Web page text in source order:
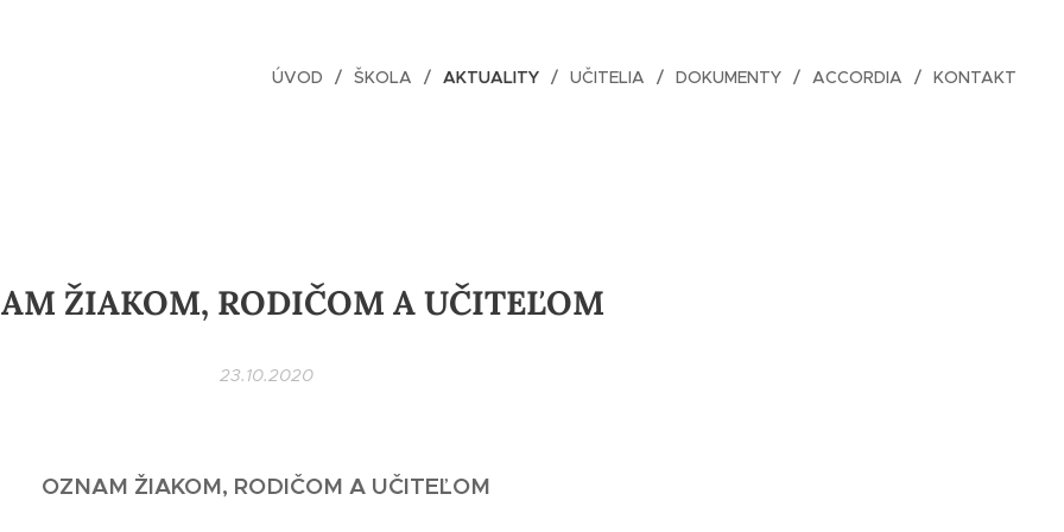
ÚVOD ŠKOLA AKTUALITY UČITELIA DOKUMENTY ACCORDIA KONTAKT
ŽIAKOM, RODIČOM A UČITEĽOM
23.10.2020
OZNAM ŽIAKOM, RODIČOM A UČITEĽOM